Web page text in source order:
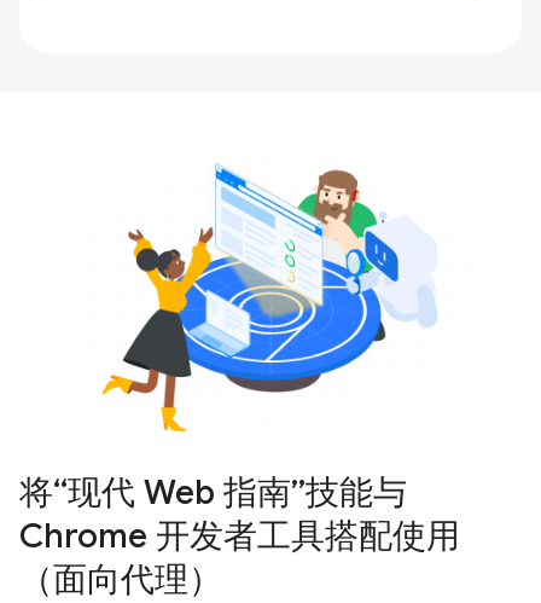
将“现代 Web 指南”技能与
Chrome 开发者工具搭配使用
（面向代理）